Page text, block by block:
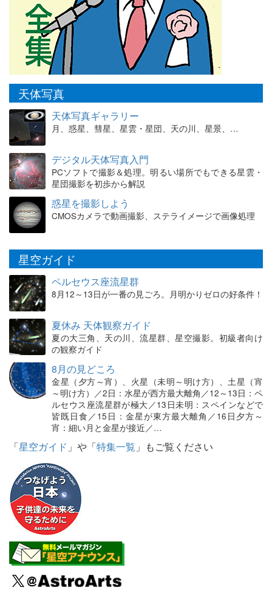
天体写真
天体写真ギャラリー
月、惑星、彗星、星雲・星団、天の川、星景、…
デジタル天体写真入門
PCソフトで撮影＆処理。明るい場所でもできる星雲・
星団撮影を初歩から解説
惑星を撮影しよう
CMOSカメラで動画撮影、ステライメージで画像処理
星空ガイド
ペルセウス座流星群
8月12～13日が一番の見ごろ。月明かりゼロの好条件！
夏休み 天体観察ガイド
夏の大三角、天の川、流星群、星空撮影。初級者向け
の観察ガイド
8月の見どころ
金星（夕方～宵）、火星（未明～明け方）、土星（宵
～明け方）／2日：水星が西方最大離角／12～13日：ペ
ルセウス座流星群が極大／13日未明：スペインなどで
皆既日食／15日：金星が東方最大離角／16日夕方～
宵：細い月と金星が接近／…
「星空ガイド 」や「特集一覧 」もご覧ください